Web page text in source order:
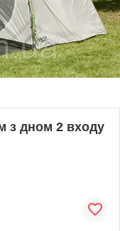
з дном 2 входу